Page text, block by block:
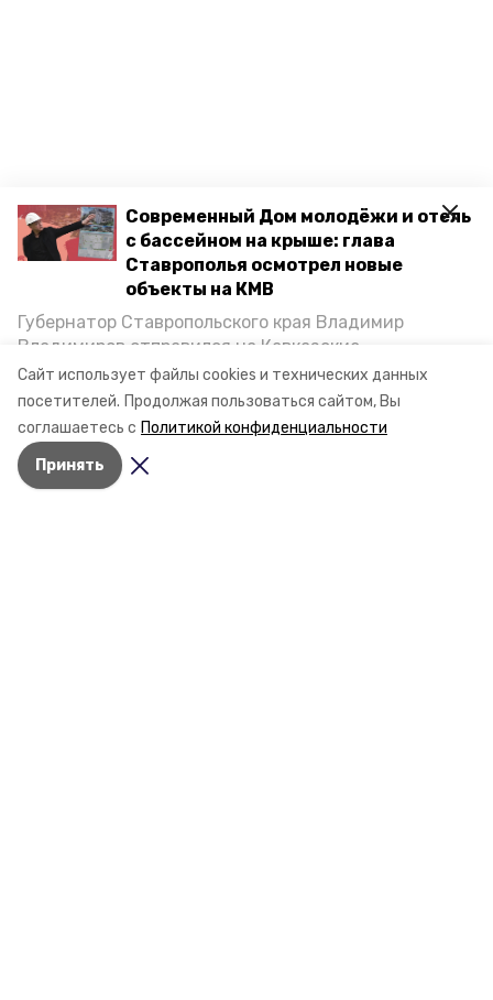
Сайт использует файлы cookies и технических данных
посетителей. Продолжая пользоваться сайтом, Вы
соглашаетесь с Политикой конфиденциальности
Принять
Современный Дом молодёжи и отель
с бассейном на крыше: глава
Ставрополья осмотрел новые
объекты на КМВ
Губернатор Ставропольского края Владимир
Владимиров отправился на Кавказские
Минеральные Воды, чтобы проинспектировать
строительство объектов в Кисловодске и
Минводах, а также выслушать предложения о
постройке новых точек притяжения для местных
жителей. Подробнее — в материале «Победы26».
Разделы
Новости
Статьи
О компании